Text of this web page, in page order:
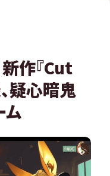
作『Cut
疑心暗鬼
ム